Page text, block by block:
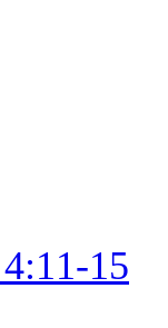
15